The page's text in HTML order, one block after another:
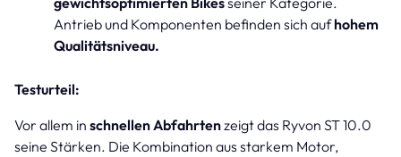
Antrieb und Komponenten befinden sich aufhohem
Qualitätsniveau.
Testurteil:
Vor allem in schnellen Abfahrtenzeigt das Ryvon ST 10.0
seine Stärken. Die Kombination aus starkem Motor,